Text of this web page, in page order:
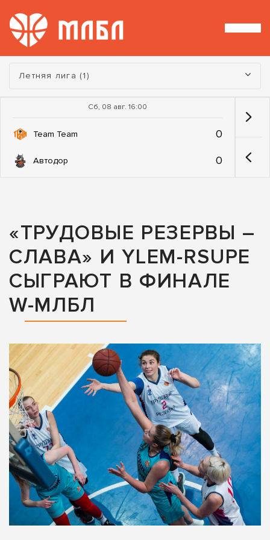
Турнир:
Летняя лига (1)
Сб, 08 авг. 16:00
Team Team 0
Автодор 0
«ТРУДОВЫЕ РЕЗЕРВЫ –
СЛАВА» И YLEM-RSUPE
СЫГРАЮТ В ФИНАЛЕ
W-МЛБЛ